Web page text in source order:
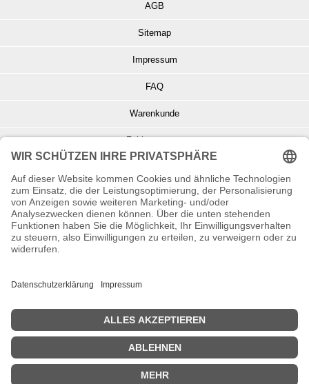
AGB
Sitemap
Impressum
FAQ
Warenkunde
Zahlungsarten
Info zu Elektro- u. Elektronikgeräten
Batterieentsorgung
Informationen zur Echtheit von Kundenbewertungen
© Copyright 2026 Wohnambiente-Shop